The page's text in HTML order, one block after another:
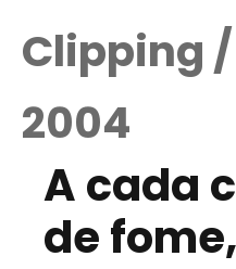
Clipping
2004
A cada
de